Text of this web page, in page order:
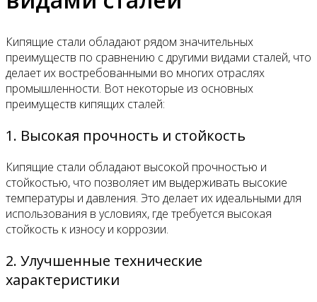
Кипящие стали обладают рядом значительных
преимуществ по сравнению с другими видами сталей, что
делает их востребованными во многих отраслях
промышленности. Вот некоторые из основных
преимуществ кипящих сталей:
1. Высокая прочность и стойкость
Кипящие стали обладают высокой прочностью и
стойкостью, что позволяет им выдерживать высокие
температуры и давления. Это делает их идеальными для
использования в условиях, где требуется высокая
стойкость к износу и коррозии.
2. Улучшенные технические
характеристики